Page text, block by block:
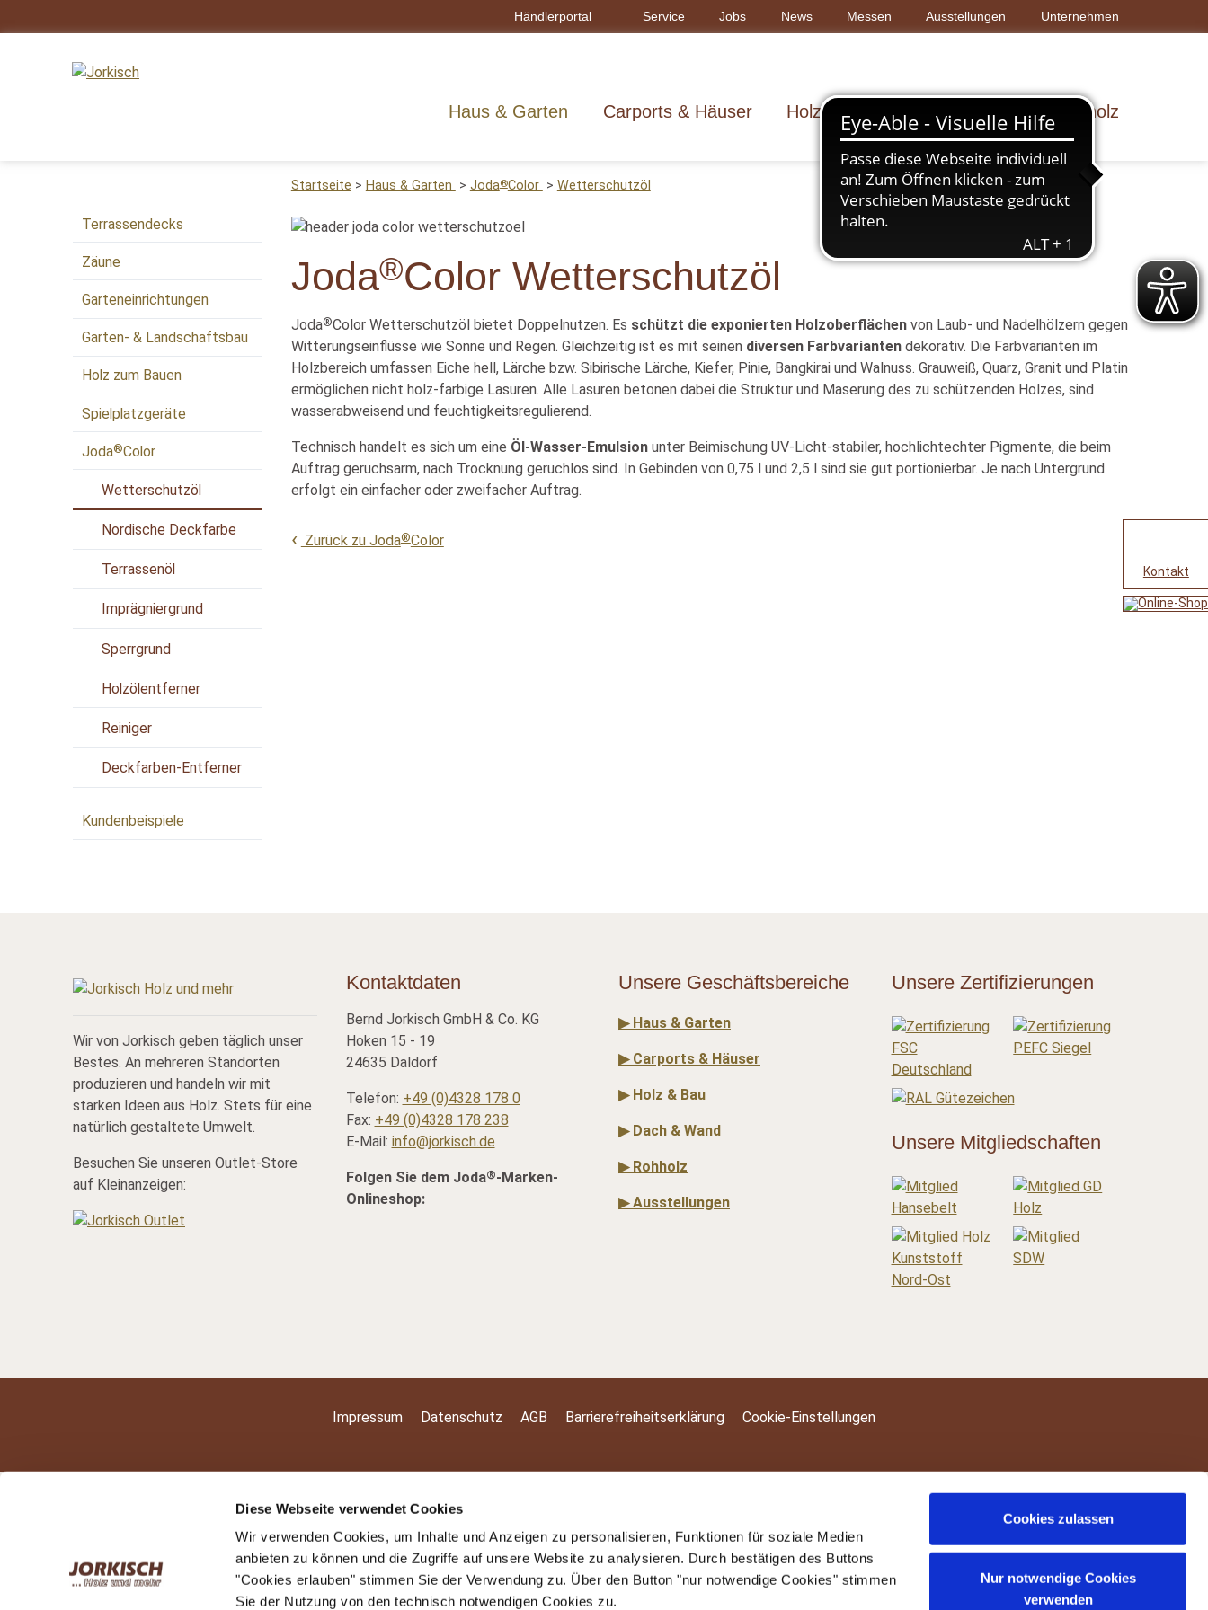
Diese Webseite verwendet Cookies
Wir verwenden Cookies, um Inhalte und Anzeigen zu personalisieren, Funktionen für soziale Medien
anbieten zu können und die Zugriffe auf unsere Website zu analysieren. Durch bestätigen des Buttons
"Cookies erlauben" stimmen Sie der Verwendung zu. Über den Button "nur notwendige Cookies" stimmen
Sie der Nutzung von den technisch notwendigen Cookies zu.
Cookies zulassen
Nur notwendige Cookies
verwenden
Händlerportal Service Jobs News Messen Ausstellungen Unternehmen
Haus & Garten Carports & Häuser Holz & Bau Dach & Wand Rohholz
Kontakt
Terrassendecks
Zäune
Garteneinrichtungen
Garten- & Landschaftsbau
Holz zum Bauen
Spielplatzgeräte
Joda®Color
Wetterschutzöl
Nordische Deckfarbe
Terrassenöl
Imprägniergrund
Sperrgrund
Holzölentferner
Reiniger
Deckfarben-Entferner
Kundenbeispiele
Startseite Haus & Garten Joda®Color Wetterschutzöl
Joda®Color Wetterschutzöl
Joda®Color Wetterschutzöl bietet Doppelnutzen. Es schützt die exponierten Holzoberflächenvon Laub- und Nadelhölzern gegen
Witterungseinflüsse wie Sonne und Regen. Gleichzeitig ist es mit seinen diversen Farbvariantendekorativ. Die Farbvarianten im
Holzbereich umfassen Eiche hell, Lärche bzw. Sibirische Lärche, Kiefer, Pinie, Bangkirai und Walnuss. Grauweiß, Quarz, Granit und Platin
ermöglichen nicht holz-farbige Lasuren. Alle Lasuren betonen dabei die Struktur und Maserung des zu schützenden Holzes, sind
wasserabweisend und feuchtigkeitsregulierend.
Technisch handelt es sich um eine Öl-Wasser-Emulsionunter Beimischung UV-Licht-stabiler, hochlichtechter Pigmente, die beim
Auftrag geruchsarm, nach Trocknung geruchlos sind. In Gebinden von 0,75 l und 2,5 l sind sie gut portionierbar. Je nach Untergrund
erfolgt ein einfacher oder zweifacher Auftrag.
Zurück zu Joda®Color
Wir von Jorkisch geben täglich unser
Bestes. An mehreren Standorten
produzieren und handeln wir mit
starken Ideen aus Holz. Stets für eine
natürlich gestaltete Umwelt.
Besuchen Sie unseren Outlet-Store
auf Kleinanzeigen:
Kontaktdaten
Bernd Jorkisch GmbH & Co. KG
Hoken 15 - 19
24635 Daldorf
Telefon: +49 (0)4328 178 0
Fax: +49 (0)4328 178 238
E-Mail: info@jorkisch.de
Folgen Sie dem Joda®-Marken-
Onlineshop:
Unsere Geschäftsbereiche
▶ Haus & Garten
▶ Carports & Häuser
▶ Holz & Bau
▶ Dach & Wand
▶ Rohholz
▶ Ausstellungen
Unsere Zertifizierungen
Unsere Mitgliedschaften
Impressum Datenschutz AGB Barrierefreiheitserklärung Cookie-Einstellungen